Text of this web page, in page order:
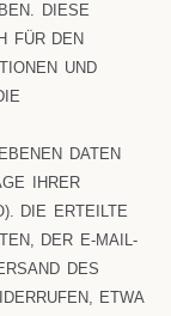
DIESE
DEN V
UND G
V
DATEN E
IHRER EI
ERTEILTE EI
DER E-MAIL-AD
DES NE
ETWA ÜB